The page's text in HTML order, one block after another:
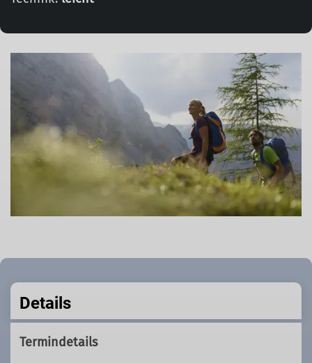
Details
Termindetails